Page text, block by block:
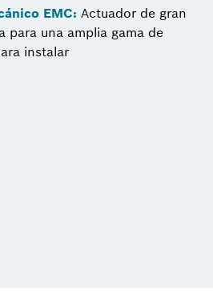
EMC: Actuador de gran
para una amplia gama de
instalar